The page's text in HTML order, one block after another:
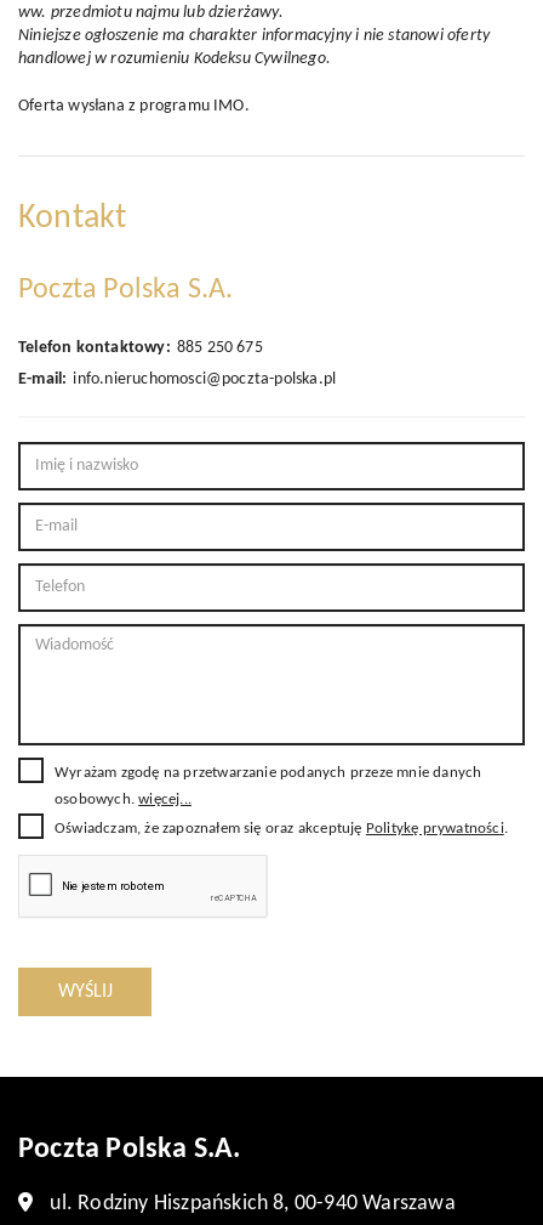
ww. przedmiotu najmu lub dzierżawy.
Niniejsze ogłoszenie ma charakter informacyjny i nie stanowi oferty
handlowej w rozumieniu Kodeksu Cywilnego.
Oferta wysłana z programu IMO.
Kontakt
Poczta Polska S.A.
Telefon kontaktowy: 885 250 675
E-mail: info.nieruchomosci@poczta-polska.pl
Wyrażam zgodę na przetwarzanie podanych przeze mnie danych
osobowych.więcej...
Oświadczam, że zapoznałem się oraz akceptuję Politykę prywatności.
WYŚLIJ
Poczta Polska S.A.
ul. Rodziny Hiszpańskich 8, 00-940 Warszawa